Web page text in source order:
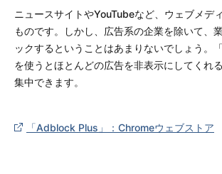
ニュースサイトやYouTubeなど、ウェブメデ
ものです。しかし、広告系の企業を除いて、
ックするということはあまりないでしょう。
を使うとほとんどの広告を非表示にしてくれ
集中できます。
「Adblock Plus」：Chromeウェブストア